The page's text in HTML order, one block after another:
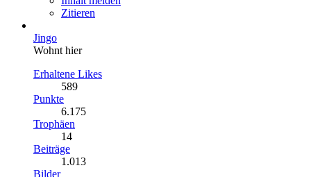
Zitieren
Jingo
Wohnt hier
Erhaltene Likes
589
Punkte
6.175
Trophäen
14
Beiträge
1.013
Bilder